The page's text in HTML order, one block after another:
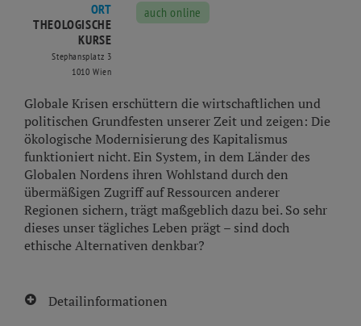
ORT
THEOLOGISCHE
KURSE
Stephansplatz 3
1010 Wien
auch online
Globale Krisen erschüttern die wirtschaftlichen und
politischen Grundfesten unserer Zeit und zeigen: Die
ökologische Modernisierung des Kapitalismus
funktioniert nicht. Ein System, in dem Länder des
Globalen Nordens ihren Wohlstand durch den
übermäßigen Zugriff auf Ressourcen anderer
Regionen sichern, trägt maßgeblich dazu bei. So sehr
dieses unser tägliches Leben prägt – sind doch
ethische Alternativen denkbar?
Detailinformationen